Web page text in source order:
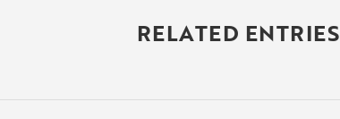
RELATED ENTRIES